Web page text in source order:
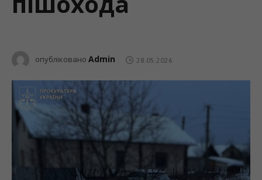
опубліковано Admin 28.05.2026